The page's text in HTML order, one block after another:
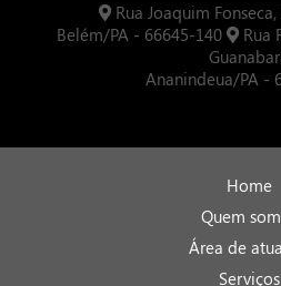
Rua Joaquim
Belém/PA - 66645-140
Rua
Ananindeua/PA -
Home
Quem
Área de
Serviços